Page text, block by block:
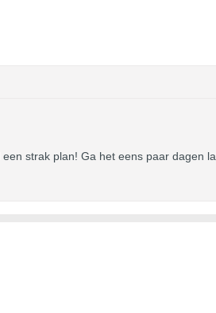
strak plan! Ga het eens paar dagen